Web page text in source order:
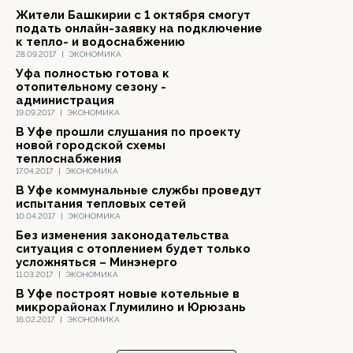
28.09.2017 | ЭКОНОМИКА
Жители Башкирии с 1 октября смогут
подать онлайн-заявку на подключение
к тепло- и водоснабжению
19.09.2017 | ЭКОНОМИКА
Уфа полностью готова к
отопительному сезону -
администрация
17.04.2017 | ЭКОНОМИКА
В Уфе прошли слушания по проекту
новой городской схемы
теплоснабжения
10.04.2017 | ЭКОНОМИКА
В Уфе коммунальные службы проведут
испытания тепловых сетей
11.03.2017 | ЭКОНОМИКА
Без изменения законодательства
ситуация с отоплением будет только
усложняться – Минэнерго
16.02.2017 | ЭКОНОМИКА
В Уфе построят новые котельные в
микрорайонах Глумилино и Юрюзань